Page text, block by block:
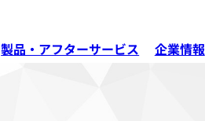
製品・アフターサービス 企業情報